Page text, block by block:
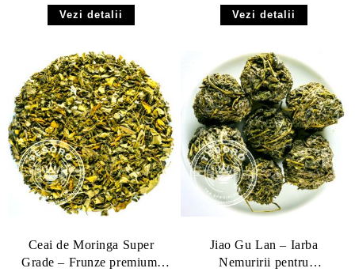
Vezi detalii Vezi detalii
Ceai de Moringa Super
Grade – Frunze premium,
Jiao Gu Lan – Iarba
Nemuririi pentru